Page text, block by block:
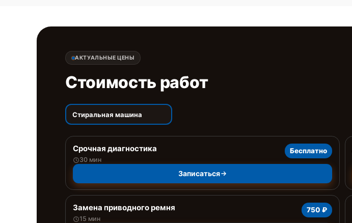
АКТУАЛЬНЫЕ ЦЕНЫ
Стоимость работ
Стиральная машина
Срочная диагностика
30 мин
Бесплатно
Записаться
Замена приводного ремня
15 мин
750 ₽